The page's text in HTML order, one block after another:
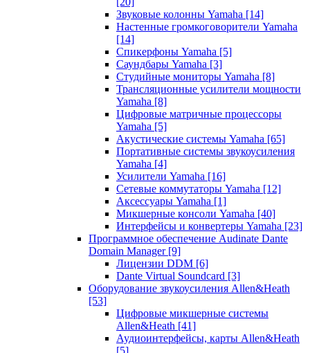
Звуковые колонны Yamaha [14]
Настенные громкоговорители Yamaha
[14]
Спикерфоны Yamaha [5]
Саундбары Yamaha [3]
Студийные мониторы Yamaha [8]
Трансляционные усилители мощности
Yamaha [8]
Цифровые матричные процессоры
Yamaha [5]
Акустические системы Yamaha [65]
Портативные системы звукоусиления
Yamaha [4]
Усилители Yamaha [16]
Сетевые коммутаторы Yamaha [12]
Аксессуары Yamaha [1]
Микшерные консоли Yamaha [40]
Интерфейсы и конвертеры Yamaha [23]
Программное обеспечение Audinate Dante
Domain Manager [9]
Лицензии DDM [6]
Dante Virtual Soundcard [3]
Оборудование звукоусиления Allen&Heath
[53]
Цифровые микшерные системы
Allen&Heath [41]
Аудиоинтерфейсы, карты Allen&Heath
[5]